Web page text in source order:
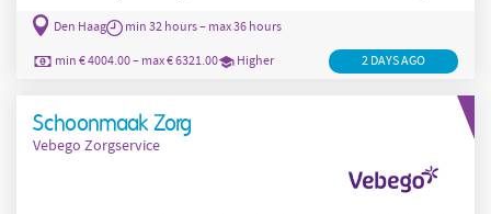
werk je met verschillende doelgroepen en heb je de ruimte om
creatief en innovatief bij te dragen aan herstel en zelfstandig
leven van onze deelnemers. Meer zien van de locatie? Bekijk dit
filmpje: Welkom bij de locatie aan de Ad van Emmenes in Den
Den Haag min 32 hours – max 36 hours
min € 4004.00 – max € 6321.00 Higher 2 DAYS AGO
Schoonmaak Zorg
Vebego Zorgservice